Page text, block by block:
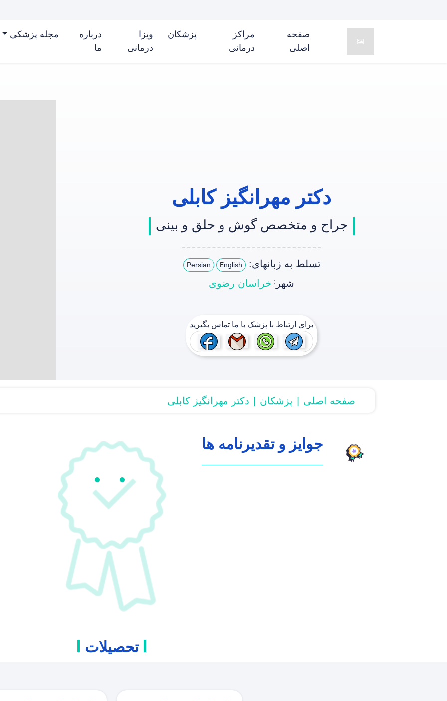
صفحه
اصلی
مراکز
درمانی
پزشکان
ویزا
درمانی
درباره
ما
مجله پزشکی
دکتر مهرانگیز کابلی
جراح و متخصص گوش و حلق و بینی
تسلط به زبانهای: English
Persian
شهر : خراسان رضوی
برای ارتباط با پزشک با ما تماس بگیرید
صفحه اصلی پزشکان دکتر مهرانگیز کابلی
جوایز و تقدیرنامه ها
تحصیلات